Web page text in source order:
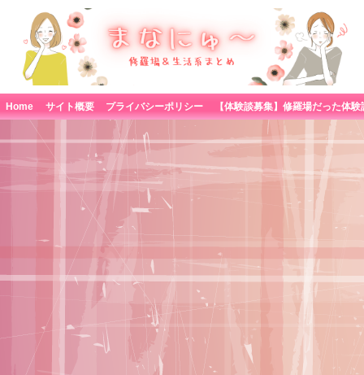
Home サイト概要 プライバシーポリシー